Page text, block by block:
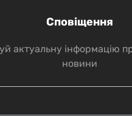
переваги
Сповіщення
актуальну інформацію
новини